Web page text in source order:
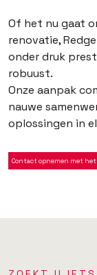
Of het nu gaat
renovatie,
onder druk
robuust.
Onze aanpak
nauwe
oplossingen in
Contact opnemen met het